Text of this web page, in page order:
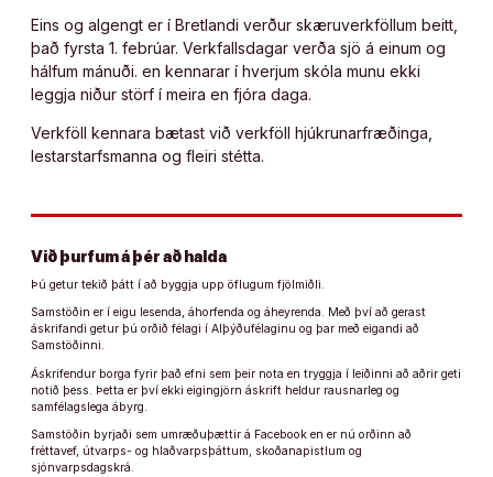
Eins og algengt er í Bretlandi verður skæruverkföllum beitt,
það fyrsta 1. febrúar. Verkfallsdagar verða sjö á einum og
hálfum mánuði. en kennarar í hverjum skóla munu ekki
leggja niður störf í meira en fjóra daga.
Verkföll kennara bætast við verkföll hjúkrunarfræðinga,
lestarstarfsmanna og fleiri stétta.
Við þurfum á þér að halda
Þú getur tekið þátt í að byggja upp öflugum fjölmiðli.
Samstöðin er í eigu lesenda, áhorfenda og áheyrenda. Með því að gerast
áskrifandi getur þú orðið félagi í Alþýðufélaginu og þar með eigandi að
Samstöðinni.
Áskrifendur borga fyrir það efni sem þeir nota en tryggja í leiðinni að aðrir geti
notið þess. Þetta er því ekki eigingjörn áskrift heldur rausnarleg og
samfélagslega ábyrg.
Samstöðin byrjaði sem umræðuþættir á Facebook en er nú orðinn að
fréttavef, útvarps- og hlaðvarpsþáttum, skoðanapistlum og
sjónvarpsdagskrá.